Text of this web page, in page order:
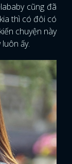
cũng đã
thì có đôi có
chuyện này
ấy.